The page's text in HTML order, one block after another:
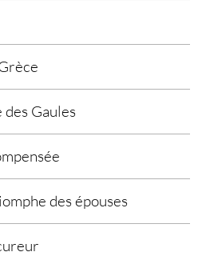
Gaules
des épouses